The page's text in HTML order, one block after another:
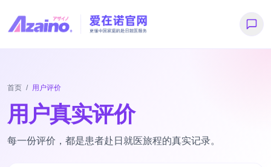
首页 / 用户评价
用户真实评价
每一份评价，都是患者赴日就医旅程的真实记录。